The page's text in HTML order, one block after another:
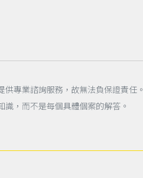
專業諮詢服務，故無法負保證責任。
，而不是每個具體個案的解答。